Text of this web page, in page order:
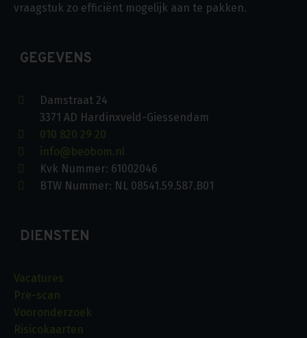
vraagstuk zo efficiënt mogelijk aan te pakken.
GEGEVENS
Damstraat 24
3371 AD Hardinxveld-Giessendam
010 820 29 20
info@beobom.nl
Kvk Nummer: 61002046
BTW Nummer: NL 08541.59.587.B01
DIENSTEN
Vacatures
Pre-scan
Vooronderzoek
Risicokaarten